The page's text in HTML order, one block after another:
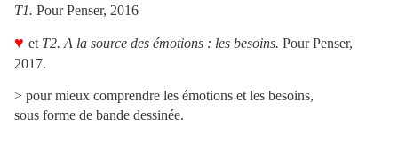
T1. Pour Penser, 2016
♥ etT2. A la source des émotions : les besoins. Pour Penser,
2017.
> pour mieux comprendre les émotions et les besoins,
sous forme de bande dessinée.